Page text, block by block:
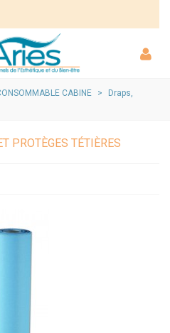
CABINE >
Draps,
PROTÈGES TÉTIÈRES